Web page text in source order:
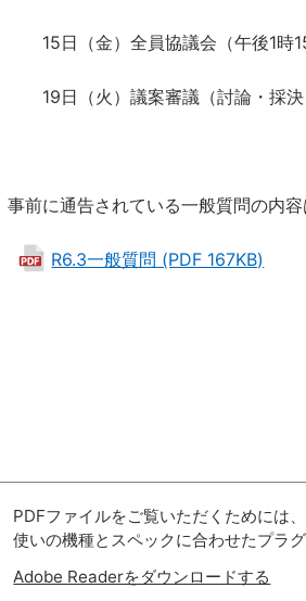
15日（金）全員協議会（午後1時15
19日（火）議案審議（討論・採決
事前に通告されている一般質問の内容
R6.3一般質問 (PDF 167KB)
PDFファイルをご覧いただくためには
使いの機種とスペックに合わせたプラ
Adobe Readerをダウンロードする